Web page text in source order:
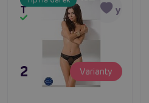
Thong černé kalhotky
Skladem
295 Kč Varianty